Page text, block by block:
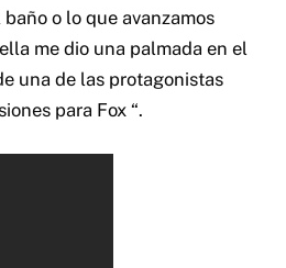
o lo que avanzamos
me dio una palmada en el
una de las protagonistas
para Fox “.